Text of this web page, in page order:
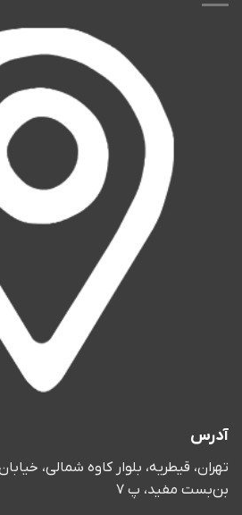
آدرس
تهران، قیطریه، بلوار کاوه شمالی،
بن‌بست مفید، پ 7